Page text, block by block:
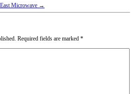
Microwave →
Required fields are marked *